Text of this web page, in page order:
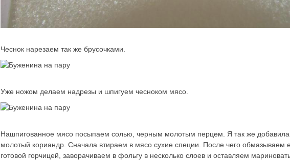
Чеснок нарезаем так же брусочками.
Уже ножом делаем надрезы и шпигуем чесноком мясо.
Нашпигованное мясо посыпаем солью, черным молотым перцем. Я так же добавила
молотый кориандр. Сначала втираем в мясо сухие специи. После чего обмазываем
готовой горчицей, заворачиваем в фольгу в несколько слоев и оставляем